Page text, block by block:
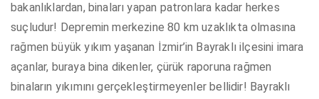
bakanlıklardan, binaları yapan patronlara kadar herkes
suçludur! Depremin merkezine 80 km uzaklıkta olmasına
rağmen büyük yıkım yaşanan İzmir’in Bayraklı ilçesini imara
açanlar, buraya bina dikenler, çürük raporuna rağmen
binaların yıkımını gerçekleştirmeyenler bellidir! Bayraklı